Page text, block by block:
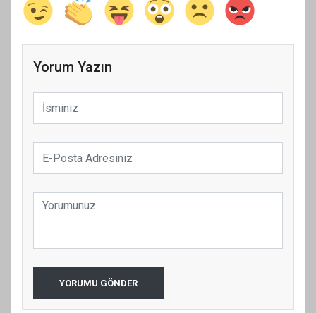
Yorum Yazın
YORUMU GÖNDER